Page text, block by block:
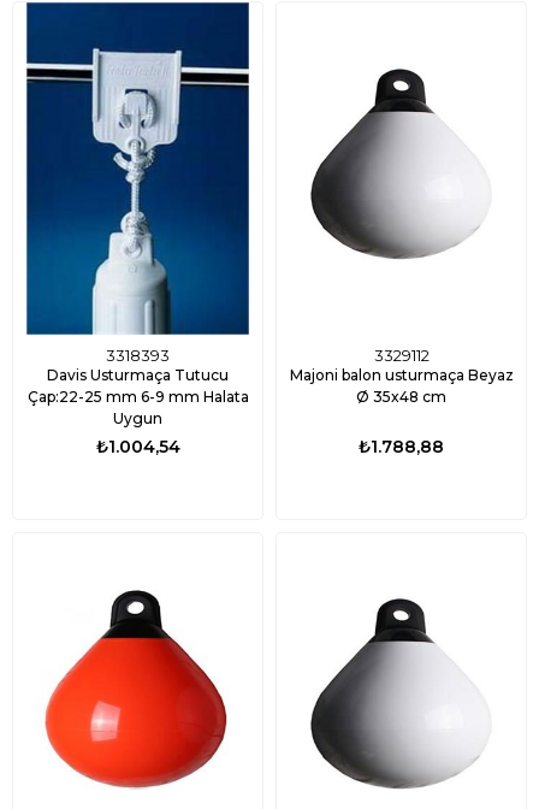
3318393
Davis Usturmaça Tutucu
Çap:22-25 mm 6-9 mm Halata
Uygun
₺1.004,54
3329112
Majoni balon usturmaça Beyaz
Ø 35x48 cm
₺1.788,88